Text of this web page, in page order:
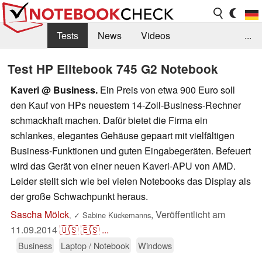
Tests News
Videos
Kaufberatung
Deals Suche
Jobs
Forum
...
Test HP Elitebook 745 G2 Notebook
Kaveri @ Business. Ein Preis von etwa 900 Euro soll
den Kauf von HPs neuestem 14-Zoll-Business-Rechner
schmackhaft machen. Dafür bietet die Firma ein
schlankes, elegantes Gehäuse gepaart mit vielfältigen
Business-Funktionen und guten Eingabegeräten. Befeuert
wird das Gerät von einer neuen Kaveri-APU von AMD.
Leider stellt sich wie bei vielen Notebooks das Display als
der große Schwachpunkt heraus.
Sascha Mölck, ✓ Sabine Kückemanns, Veröffentlicht am
11.09.2014🇺🇸🇪🇸 ...
Business Laptop / Notebook Windows